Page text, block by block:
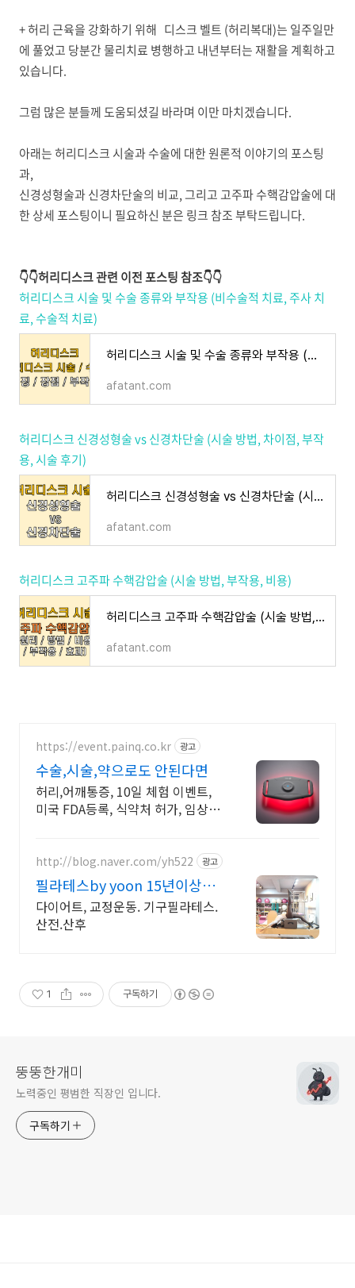
+허리 근육을 강화하기 위해 디스크 벨트 (허리복대)는 일주일만
에 풀었고 당분간 물리치료 병행하고 내년부터는 재활을 계획하고
있습니다.
그럼 많은 분들께 도움되셨길 바라며 이만 마치겠습니다.
아래는 허리디스크 시술과 수술에 대한 원론적 이야기의 포스팅
과,
신경성형술과 신경차단술의 비교, 그리고 고주파 수핵감압술에 대
한 상세 포스팅이니 필요하신 분은 링크 참조 부탁드립니다.
👇👇허리디스크 관련 이전 포스팅 참조👇👇
허리디스크 시술 및 수술 종류와 부작용 (비수술적 치료, 주사 치
료, 수술적 치료)
허리디스크 시술 및 수술 종류와 부작용 (비수술적 치료, 주사 치료, 수술적 치료)
afatant.com
허리디스크 신경성형술 vs 신경차단술 (시술 방법, 차이점, 부작
용, 시술 후기)
허리디스크 신경성형술 vs 신경차단술 (시술 방법, 차이점, 부작용, 시술 후기)
afatant.com
허리디스크 고주파 수핵감압술 (시술 방법, 부작용, 비용)
허리디스크 고주파 수핵감압술 (시술 방법, 부작용, 비용)
afatant.com
https://event.painq.co.kr 광고
수술,시술,약으로도 안된다면
허리,어깨통증, 10일 체험 이벤트,
미국 FDA등록, 식약처 허가, 임상시
http://blog.naver.com/yh522 광고
필라테스by yoon 15년이상티
칭경력 원장직강
다이어트, 교정운동. 기구필라테스.
산전.산후
1 구독하기
뚱뚱한개미
노력중인 평범한 직장인 입니다.
구독하기